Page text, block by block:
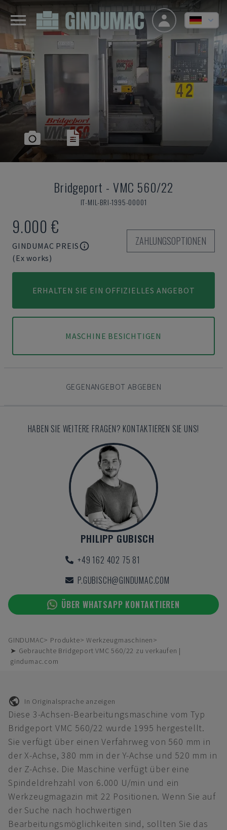
Bridgeport - VMC 560/22
IT-MIL-BRI-1995-00001
9.000 €
GINDUMAC PREIS
(Ex works)
ZAHLUNGSOPTIONEN
ERHALTEN SIE EIN OFFIZIELLES ANGEBOT
MASCHINE BESICHTIGEN
GEGENANGEBOT ABGEBEN
HABEN SIE WEITERE FRAGEN? KONTAKTIEREN SIE UNS!
PHILIPP GUBISCH
+49 162 402 75 81
P.GUBISCH@GINDUMAC.COM
ÜBER WHATSAPP KONTAKTIEREN
GINDUMAC Produkte
Werkzeugmaschinen
➤ Gebrauchte Bridgeport VMC 560/22 zu verkaufen |
gindumac.com
In Originalsprache anzeigen
Diese 3-Achsen-Bearbeitungsmaschine vom Typ
Bridgeport VMC 560/22 wurde 1995 hergestellt.
Sie verfügt über einen Verfahrweg von 560 mm in
der X-Achse, 380 mm in der Y-Achse und 520 mm in
der Z-Achse. Die Maschine verfügt über eine
Spindeldrehzahl von 6.000 U/min und ein
Werkzeugmagazin mit 22 Positionen. Wenn Sie auf
der Suche nach hochwertigen
Bearbeitungsmöglichkeiten sind, sollten Sie das